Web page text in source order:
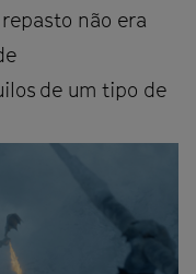
não era
de um tipo de